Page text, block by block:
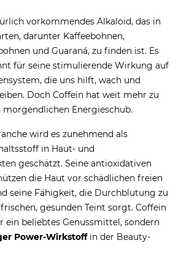
vorkommendes Alkaloid, das in
darunter Kaffeebohnen,
und Guaraná, zu finden ist. Es
für seine stimulierende Wirkung auf
die uns hilft, wach und
Doch Coffein hat weit mehr zu
morgendlichen Energieschub.
wird es zunehmend als
in Haut- und
geschätzt. Seine antioxidativen
die Haut vor schädlichen freien
seine Fähigkeit, die Durchblutung zu
gesunden Teint sorgt. Coffein
ein beliebtes Genussmittel, sondern
Power-Wirkstoffin der Beauty-